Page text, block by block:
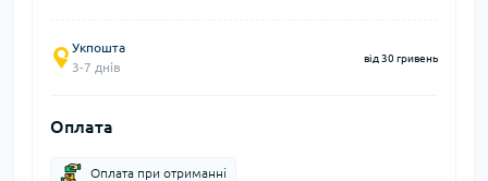
Укпошта
3-7 днів
від 30 гривень
Оплата
Оплата при отриманні